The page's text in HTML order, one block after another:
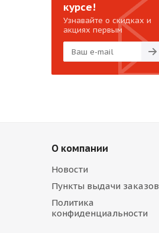
курсе!
Узнавайте о скидках и
акциях первым
О компании
Новости
Пункты выдачи заказов
Политика
конфиденциальности